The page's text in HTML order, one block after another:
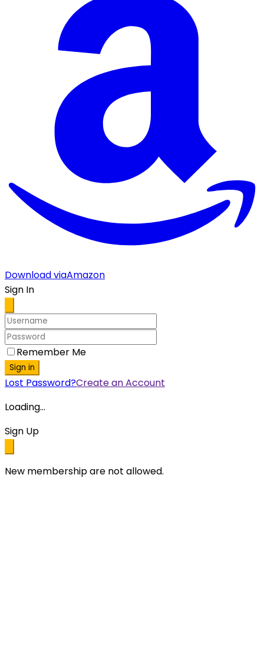
Download viaAmazon
Sign In
Remember Me
Sign in
Lost Password?Create an Account
Loading...
Sign Up
New membership are not allowed.